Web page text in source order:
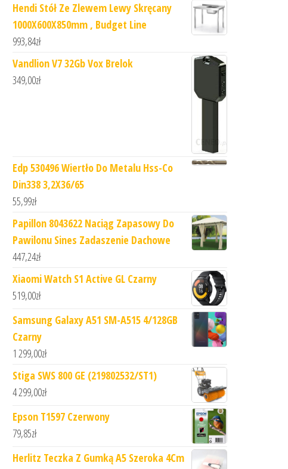
Hendi Stół Ze Zlewem Lewy Skręcany
1000X600X850mm , Budget Line
993,84zł
Vandlion V7 32Gb Vox Brelok
349,00zł
Edp 530496 Wiertło Do Metalu Hss-Co
Din338 3,2X36/65
55,99zł
Papillon 8043622 Naciąg Zapasowy Do
Pawilonu Sines Zadaszenie Dachowe
447,24zł
Xiaomi Watch S1 Active GL Czarny
519,00zł
Samsung Galaxy A51 SM-A515 4/128GB
Czarny
1 299,00zł
Stiga SWS 800 GE (219802532/ST1)
4 299,00zł
Epson T1597 Czerwony
79,85zł
Herlitz Teczka Z Gumką A5 Szeroka 4Cm